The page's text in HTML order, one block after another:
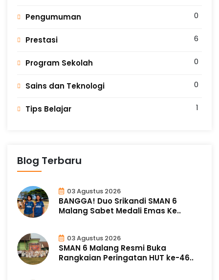
Pengumuman 0
Prestasi 6
Program Sekolah 0
Sains dan Teknologi 0
Tips Belajar 1
Blog Terbaru
03 Agustus 2026
BANGGA! Duo Srikandi SMAN 6
Malang Sabet Medali Emas Ke..
03 Agustus 2026
SMAN 6 Malang Resmi Buka
Rangkaian Peringatan HUT ke-46..